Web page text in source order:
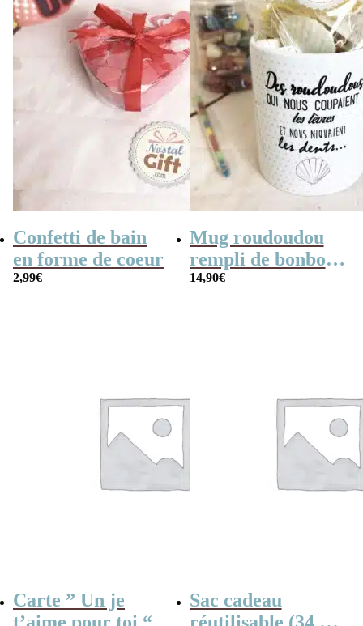
Confetti de bain
en forme de coeur
2,99€
Mug roudoudou
rempli de bonbons
rétro
14,90€
Carte ” Un je
Sac cadeau